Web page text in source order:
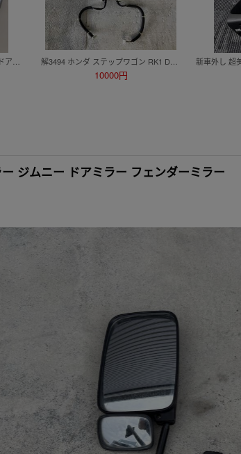
10000円
ジムニー ドアミラー フェンダーミラー